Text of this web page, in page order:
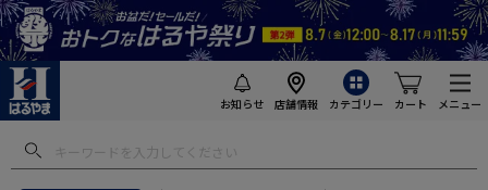
お知らせ 店舗情報 カテゴリー カート メニュー
フトにおすすめ #セットアップ スーツ